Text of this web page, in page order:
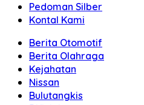
Pedoman Silber
Kontal Kami
Berita Otomotif
Berita Olahraga
Kejahatan
Nissan
Bulutangkis